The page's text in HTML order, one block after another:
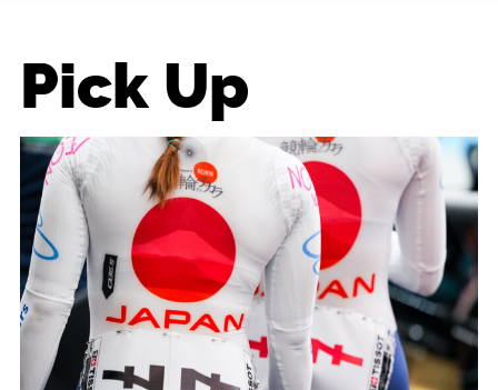
Pick Up